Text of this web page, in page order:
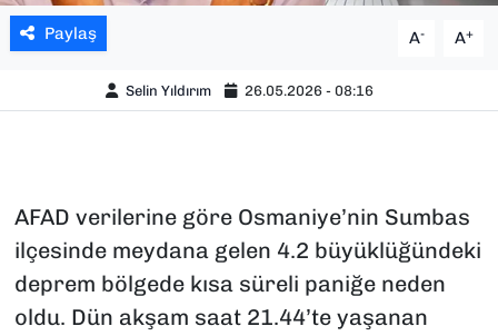
Paylaş A- A+
Selin Yıldırım 26.05.2026 - 08:16
AFAD verilerine göre Osmaniye’nin Sumbas
ilçesinde meydana gelen 4.2 büyüklüğündeki
deprem bölgede kısa süreli paniğe neden
oldu. Dün akşam saat 21.44’te yaşanan